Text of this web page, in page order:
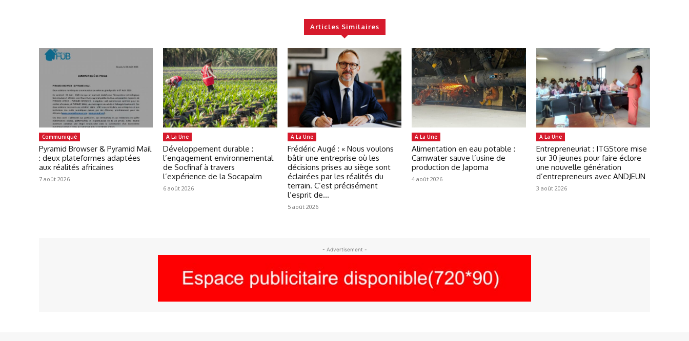
Articles Similaires
Communiqué
Pyramid Browser & Pyramid Mail
: deux plateformes adaptées
aux réalités africaines
7 août 2026
A La Une
Développement durable :
l’engagement environnemental
de Socfinaf à travers
l’expérience de la Socapalm
6 août 2026
A La Une
Frédéric Augé : « Nous voulons
bâtir une entreprise où les
décisions prises au siège sont
éclairées par les réalités du
terrain. C’est précisément
l’esprit de...
5 août 2026
A La Une
Alimentation en eau potable :
Camwater sauve l’usine de
production de Japoma
4 août 2026
A La Une
Entrepreneuriat : ITGStore mise
sur 30 jeunes pour faire éclore
une nouvelle génération
d’entrepreneurs avec ANDJEUN
3 août 2026
- Advertisement -